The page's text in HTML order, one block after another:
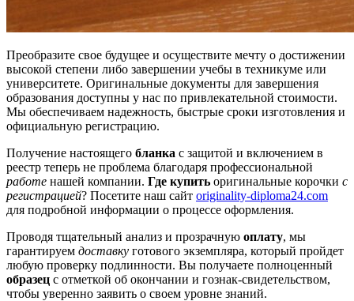
Преобразите свое будущее и осуществите мечту о достижении
высокой степени либо завершении учебы в техникуме или
университете. Оригинальные документы для завершения
образования доступны у нас по привлекательной стоимости.
Мы обеспечиваем надежность, быстрые сроки изготовления и
официальную регистрацию.
Получение настоящего бланка с защитой и включением в
реестр теперь не проблема благодаря профессиональной
работе нашей компании. Где купить оригинальные корочки с
регистрацией? Посетите наш сайт originality-diploma24.com
для подробной информации о процессе оформления.
Проводя тщательный анализ и прозрачную оплату, мы
гарантируем доставку готового экземпляра, который пройдет
любую проверку подлинности. Вы получаете полноценный
образец с отметкой об окончании и гознак-свидетельством,
чтобы уверенно заявить о своем уровне знаний.